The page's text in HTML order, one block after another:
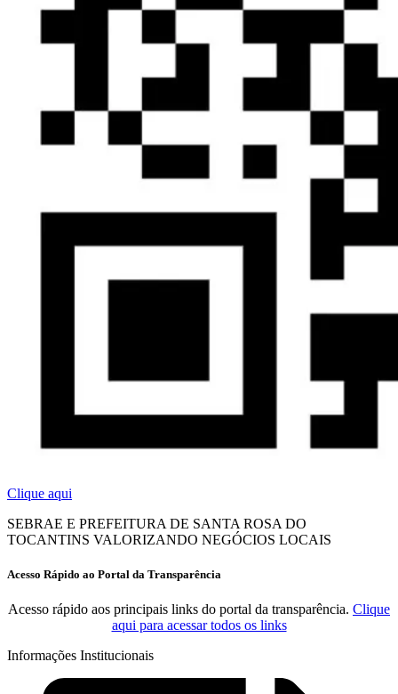
Clique aqui
SEBRAE E PREFEITURA DE SANTA ROSA DO
TOCANTINS VALORIZANDO NEGÓCIOS LOCAIS
Acesso Rápido ao Portal da Transparência
Acesso rápido aos principais links do portal da transparência. Clique
aqui para acessar todos os links
Informações Institucionais